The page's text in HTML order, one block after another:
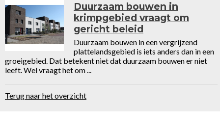
Duurzaam bouwen in
krimpgebied vraagt om
gericht beleid
Duurzaam bouwen in een vergrijzend
plattelandsgebied is iets anders dan in een
groeigebied. Dat betekent niet dat duurzaam bouwen er niet
leeft. Wel vraagt het om ...
Terug naar het overzicht